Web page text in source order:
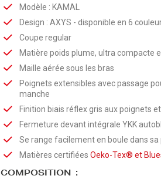
Modèle : KAMAL
Design : AXYS - disponible en 6
Coupe regular
Matière poids plume, ultra compacte
Maille aérée sous les bras
Poignets extensibles avec passage
manche
Finition biais réflex gris aux poignets et
Fermeture devant intégrale YKK
Se range facilement en boule dans sa
Matières certifiées Oeko-Tex® et
COMPOSITION :